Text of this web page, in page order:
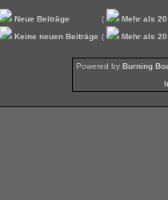
Neue Beiträge (
Mehr als
Keine neuen Beiträge ( Mehr als
Powered by Burning